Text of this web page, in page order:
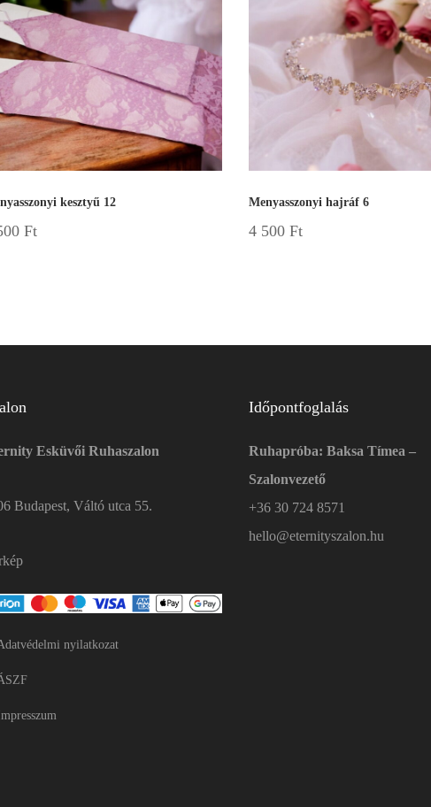
kesztyű 12
Ft
Menyasszonyi hajráf 6
4 500 Ft
Esküvői Ruhaszalon
Budapest, Váltó utca 55.
nyilatkozat
Időpontfoglalás
Ruhapróba: Baksa Tímea –
Szalonvezető
+36 30 724 8571
hello@eternityszalon.hu